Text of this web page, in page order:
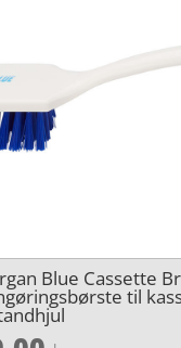
Blue Cassette
til